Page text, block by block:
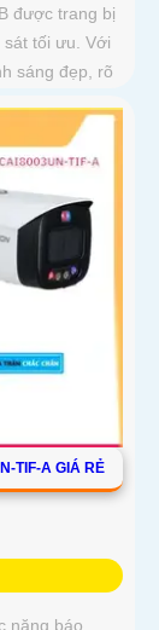
được trang bị
tối ưu. Với
sáng đẹp, rõ
TIF-A GIÁ RẺ
năng báo